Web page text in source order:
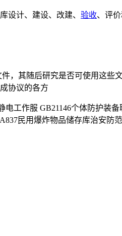
设计、建设、改建、 验收、评
，其随后研究是否可使用这
协议的各方
工作服 GB21146个体防护装
民用爆炸物品储存库治安防